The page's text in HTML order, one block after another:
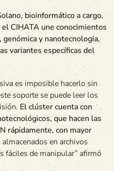
bioinformático a cargo,
CIHATA une conocimientos
y nanotecnología,
variantes específicas del
es imposible hacerlo sin
soporte se puede leer los
El clúster cuenta con
que hacen las
rápidamente, con mayor
en archivos
fáciles de manipular” afirmó